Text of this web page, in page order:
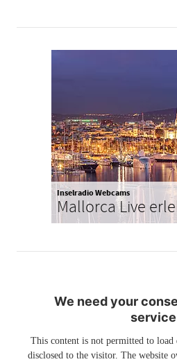
Inselradio Webcams
Mallorca Live
We need your
This content is not permitted to load
disclosed to the visitor. The website